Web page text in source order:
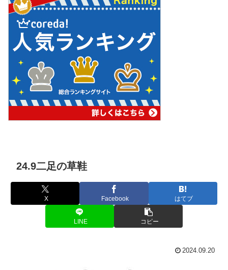
24.9二足の草鞋
X Facebook はてブ
LINE コピー
2024.09.20